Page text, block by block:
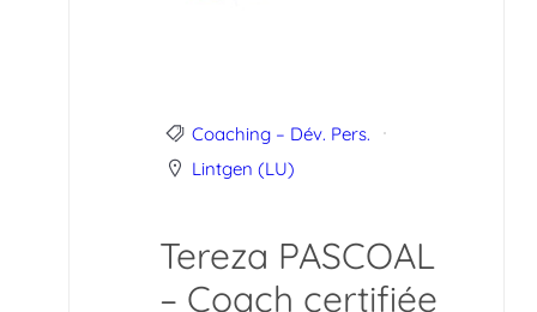
Coaching – Dév. Pers.
Lintgen (LU)
Tereza PASCOAL
– Coach certifiée